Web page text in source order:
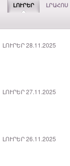
ԼՈՒՐԵՐ ԼՐԱՀՈՍ
ԼՈՒՐԵՐ 28.11.2025
ԼՈՒՐԵՐ 27.11.2025
ԼՈՒՐԵՐ 26.11.2025